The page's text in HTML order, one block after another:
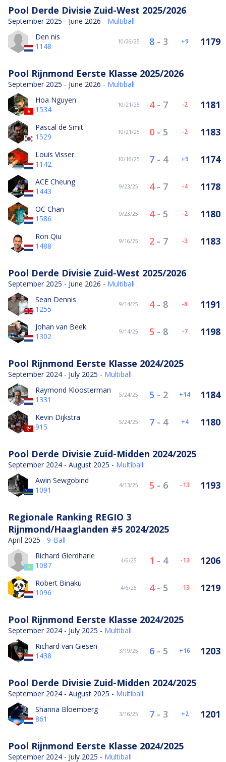
Pool Derde Divisie Zuid-West 2025/2026
September 2025 - June 2026 - Multiball
Den nis
1148
10/26/25 8- 3 9 1179
Pool Rijnmond Eerste Klasse 2025/2026
September 2025 - June 2026 - Multiball
Hoa Nguyen
1534
10/21/25 4- 7 -2 1181
Pascal de Smit
1529
10/21/25 0- 5 -2 1183
Louis Visser
1142
10/16/25 7- 4 9 1174
ACE Cheung
1443
9/23/25 4- 7 -4 1178
OC Chan
1586
9/23/25 4- 5 -2 1180
Ron Qiu
1488
9/16/25 2- 7 -3 1183
Pool Derde Divisie Zuid-West 2025/2026
September 2025 - June 2026 - Multiball
Sean Dennis
1255
9/14/25 4- 8 -8 1191
Johan van Beek
1302
9/14/25 5 - 8 -7 1198
Pool Rijnmond Eerste Klasse 2024/2025
September 2024 - July 2025 - Multiball
Raymond Kloosterman
1331
5/24/25 5 - 2 14 1184
Kevin Dijkstra
915
5/24/25 7- 4 4 1180
Pool Derde Divisie Zuid-Midden 2024/2025
September 2024 - August 2025 - Multiball
Awin Sewgobind
1091
4/13/25 5 - 6 -13 1193
Regionale Ranking REGIO 3
Rijnmond/Haaglanden #5 2024/2025
April 2025 - 9-Ball
Richard Gierdharie
1087
4/6/25 1 - 4 -13 1206
Robert Binaku
1096
4/6/25 4- 5 -13 1219
Pool Rijnmond Eerste Klasse 2024/2025
September 2024 - July 2025 - Multiball
Richard van Giesen
1438
3/19/25 6- 5 16 1203
Pool Derde Divisie Zuid-Midden 2024/2025
September 2024 - August 2025 - Multiball
Shanna Bloemberg
861
3/16/25 7- 3 2 1201
Pool Rijnmond Eerste Klasse 2024/2025
September 2024 - July 2025 - Multiball